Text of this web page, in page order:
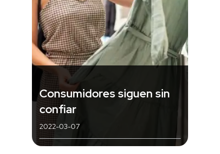
Consumidores siguen sin
confiar
2022-03-07